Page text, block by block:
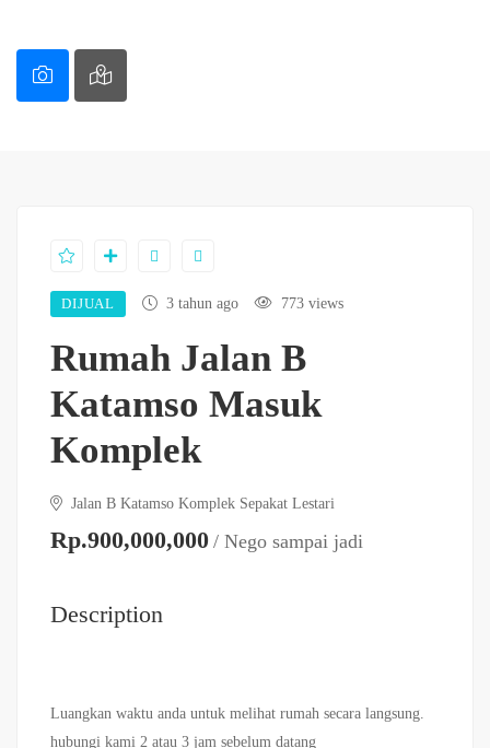
DIJUAL 3 tahun ago 773 views
Rumah Jalan B
Katamso Masuk
Komplek
Jalan B Katamso Komplek Sepakat Lestari
Rp.900,000,000 / Nego sampai jadi
Description
Luangkan waktu anda untuk melihat rumah secara langsung.
hubungi kami 2 atau 3 jam sebelum datang